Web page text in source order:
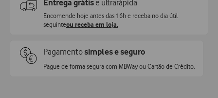
Entrega grátis e ultrarápida
Encomende hoje antes das 16h e receba no dia útil
seguinteou receba em loja.
Pagamentosimples e seguro
Pague de forma segura com MBWay ou Cartão de Crédito.